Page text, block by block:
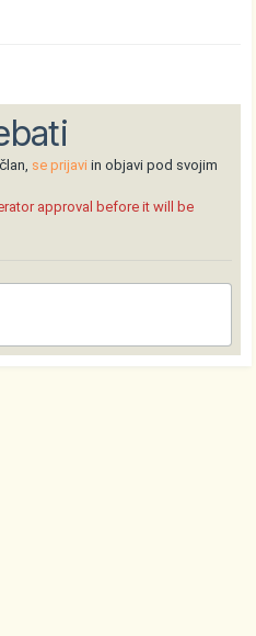
se prijavi in objavi pod svojim
approval before it will be